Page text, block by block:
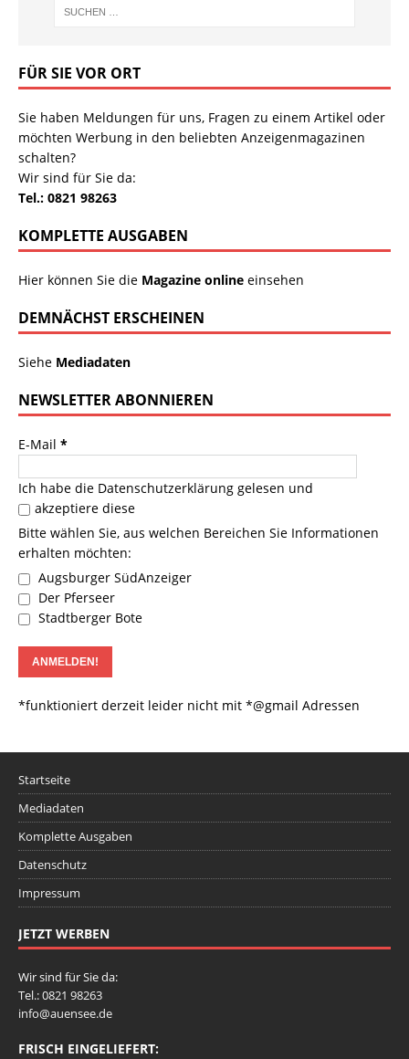
FÜR SIE VOR ORT
Sie haben Meldungen für uns, Fragen zu einem Artikel oder
möchten Werbung in den beliebten Anzeigenmagazinen
schalten?
Wir sind für Sie da:
Tel.: 0821 98263
KOMPLETTE AUSGABEN
Hier können Sie die Magazine online einsehen
DEMNÄCHST ERSCHEINEN
Siehe Mediadaten
NEWSLETTER ABONNIEREN
E-Mail *
Ich habe die Datenschutzerklärung gelesen und
akzeptiere diese
Bitte wählen Sie, aus welchen Bereichen Sie Informationen
erhalten möchten:
Augsburger SüdAnzeiger
Der Pferseer
Stadtberger Bote
*funktioniert derzeit leider nicht mit *@gmail Adressen
Startseite
Mediadaten
Komplette Ausgaben
Datenschutz
Impressum
JETZT WERBEN
Wir sind für Sie da:
Tel.: 0821 98263
info@auensee.de
FRISCH EINGELIEFERT: